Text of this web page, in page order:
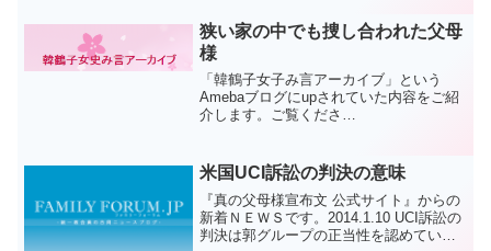
狭い家の中でも捜し合われた父母
様
「韓鶴子女子み言アーカイブ」という
Amebaブログにupされていた内容をご紹
介します。ご覧くださ
史ご夫妻）夫と私は１９８０年に渡韓
し、真の父母様（文鮮明先生、韓鶴子女
史...
米国UCI訴訟の判決の意味
『真の父母様宣布文 公式サイト』からの
新着ＮＥＷＳです。2014.1.10 UCI訴訟の
判決は郭グループの正当性を認めていな